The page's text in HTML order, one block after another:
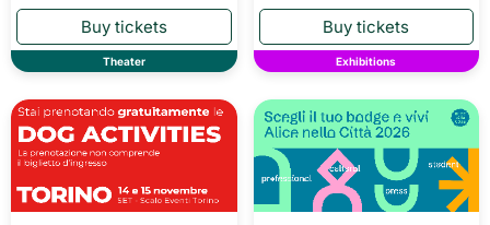
Theater Exhibitions